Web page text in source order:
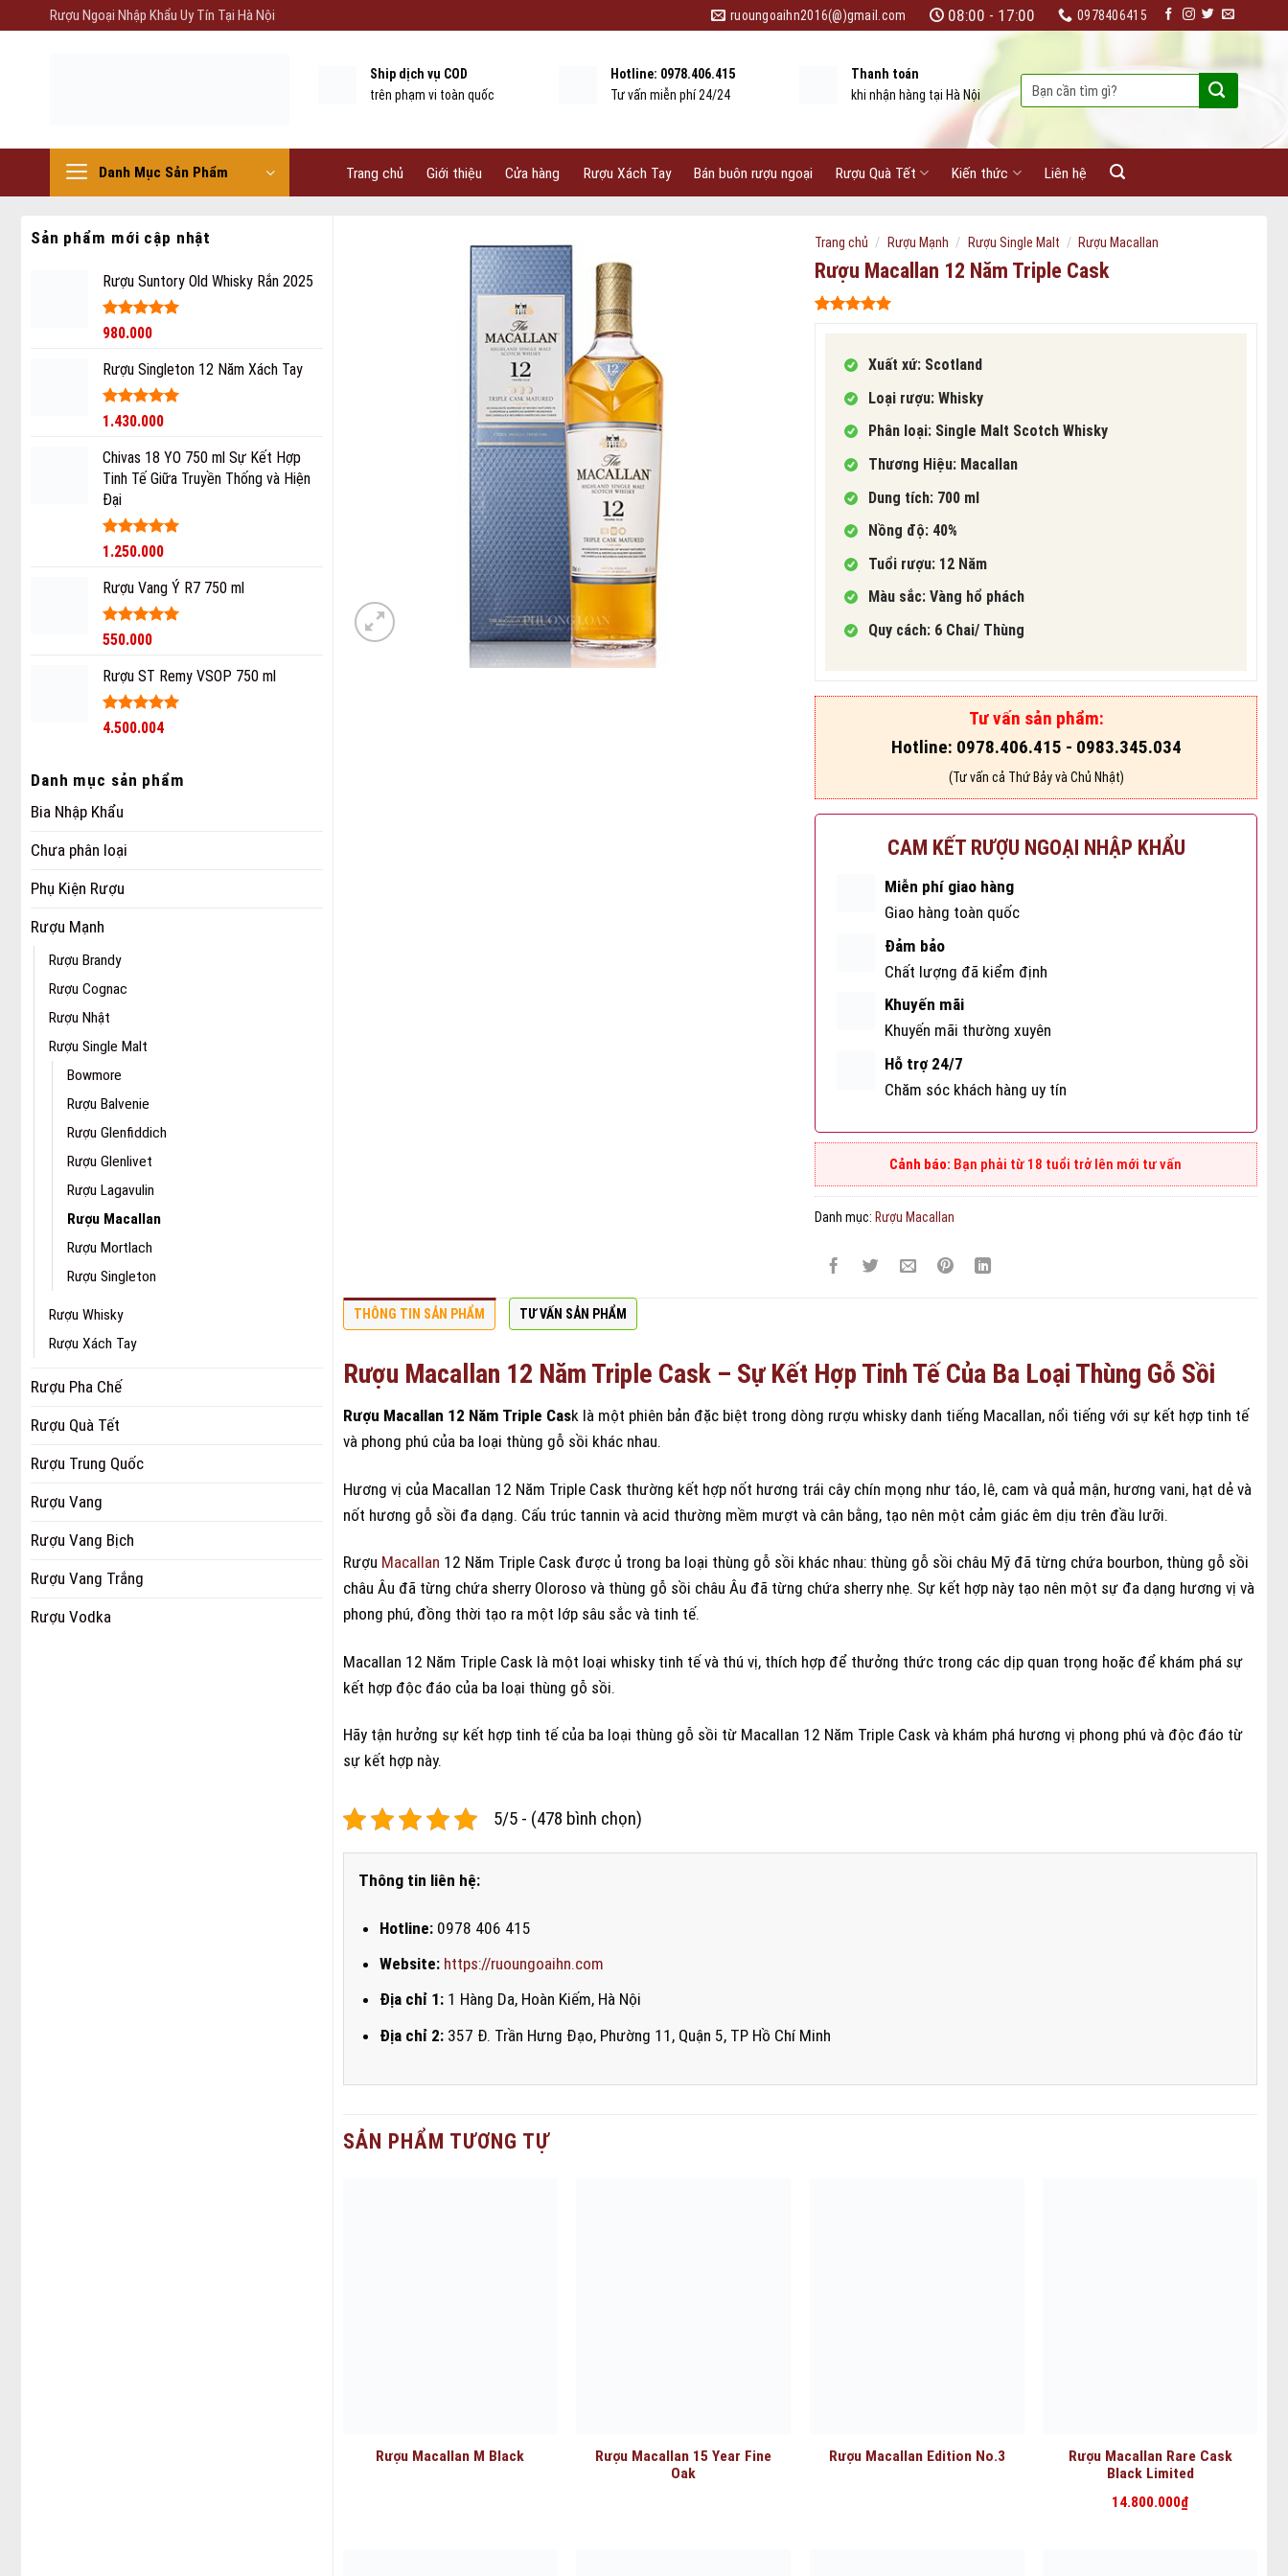
Rượu Ngoại Nhập Khẩu Uy Tín Tại Hà Nội ruoungoaihn2016(@)gmail.com 08:00 - 17:00 0978406415
Ship dịch vụ COD
trên phạm vi toàn quốc
Hotline: 0978.406.415
Tư vấn miễn phí 24/24
Thanh toán
khi nhận hàng tại Hà Nội
Tìm
kiếm:
Danh Mục Sản Phẩm Trang chủ Giới thiệu Cửa hàng Rượu Xách Tay Bán buôn rượu ngoại Rượu Quà Tết Kiến thức Liên hệ
Sản phẩm mới cập nhật
Rượu Suntory Old Whisky Rắn 2025
Được xếp
sao
980.000
Rượu Singleton 12 Năm Xách Tay
Được xếp
sao
1.430.000
Chivas 18 YO 750 ml Sự Kết Hợp
Tinh Tế Giữa Truyền Thống và Hiện
Đại
Được xếp
sao
1.250.000
Rượu Vang Ý R7 750 ml
Được xếp
sao
Giá
là:
750.000₫.
550.000Giá
tại
là:
550.000₫.
Rượu ST Remy VSOP 750 ml
Được xếp
4.500.004
Danh mục sản phẩm
Bia Nhập Khẩu
Chưa phân loại
Phụ Kiện Rượu
Rượu Mạnh
Rượu Brandy
Rượu Cognac
Rượu Nhật
Rượu Single Malt
Bowmore
Rượu Balvenie
Rượu Glenfiddich
Rượu Glenlivet
Rượu Lagavulin
Rượu Macallan
Rượu Mortlach
Rượu Singleton
Rượu Whisky
Rượu Xách Tay
Rượu Pha Chế
Rượu Quà Tết
Rượu Trung Quốc
Rượu Vang
Rượu Vang Bịch
Rượu Vang Trắng
Rượu Vodka
Trang chủ / Rượu Mạnh / Rượu Single Malt / Rượu Macallan
Rượu Macallan 12 Năm Triple Cask
đánh giáXuất xứ: Scotland
Loại rượu: Whisky
Phân loại: Single Malt Scotch Whisky
Thương Hiệu: Macallan
Dung tích: 700 ml
Nồng độ: 40%
Tuổi rượu: 12 Năm
Màu sắc: Vàng hổ phách
Quy cách: 6 Chai/ Thùng
Tư vấn sản phẩm:
Hotline: 0978.406.415 - 0983.345.034
(Tư vấn cả Thứ Bảy và Chủ Nhật)
CAM KẾT RƯỢU NGOẠI NHẬP KHẨU
Miễn phí giao hàng
Giao hàng toàn quốc
Đảm bảo
Chất lượng đã kiểm định
Khuyến mãi
Khuyến mãi thường xuyên
Hỗ trợ 24/7
Chăm sóc khách hàng uy tín
Bạn phải từ 18 tuổi trở lên mới tư vấn
Danh mục: Rượu Macallan
THÔNG TIN SẢN PHẨM TƯ VẤN SẢN PHẨM
Rượu Macallan 12 Năm Triple Cask – Sự Kết Hợp Tinh Tế Của Ba Loại Thùng Gỗ Sồi
Rượu Macallan 12 Năm Triple Cask là một phiên bản đặc biệt trong dòng rượu whisky danh tiếng Macallan, nổi tiếng với sự kết hợp tinh tế
và phong phú của ba loại thùng gỗ sồi khác nhau.
Hương vị của Macallan 12 Năm Triple Cask thường kết hợp nốt hương trái cây chín mọng như táo, lê, cam và quả mận, hương vani, hạt dẻ và
nốt hương gỗ sồi đa dạng. Cấu trúc tannin và acid thường mềm mượt và cân bằng, tạo nên một cảm giác êm dịu trên đầu lưỡi.
Rượu Macallan 12 Năm Triple Cask được ủ trong ba loại thùng gỗ sồi khác nhau: thùng gỗ sồi châu Mỹ đã từng chứa bourbon, thùng gỗ sồi
châu Âu đã từng chứa sherry Oloroso và thùng gỗ sồi châu Âu đã từng chứa sherry nhẹ. Sự kết hợp này tạo nên một sự đa dạng hương vị và
phong phú, đồng thời tạo ra một lớp sâu sắc và tinh tế.
Macallan 12 Năm Triple Cask là một loại whisky tinh tế và thú vị, thích hợp để thưởng thức trong các dịp quan trọng hoặc để khám phá sự
kết hợp độc đáo của ba loại thùng gỗ sồi.
Hãy tận hưởng sự kết hợp tinh tế của ba loại thùng gỗ sồi từ Macallan 12 Năm Triple Cask và khám phá hương vị phong phú và độc đáo từ
sự kết hợp này.
5/5 - (478 bình chọn)
Thông tin liên hệ:
Hotline: 0978 406 415
Website: https://ruoungoaihn.com
Địa chỉ 1: 1 Hàng Da, Hoàn Kiếm, Hà Nội
Địa chỉ 2: 357 Đ. Trần Hưng Đạo, Phường 11, Quận 5, TP Hồ Chí Minh
SẢN PHẨM TƯƠNG TỰ
Rượu Macallan M Black
Rượu Macallan 15 Year Fine
Oak
Rượu Macallan Edition No.3
Rượu Macallan Rare Cask
Black Limited
14.800.000₫